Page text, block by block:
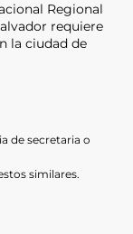
Regional
requiere
la ciudad de
de secretaria o
similares.